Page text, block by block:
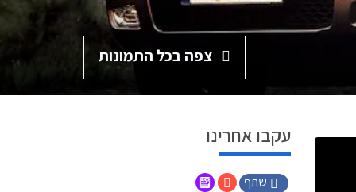
צפה בכל התמונות
עקבו אחרינו
שתף